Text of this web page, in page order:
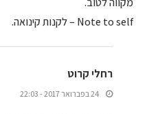
Note to self – לקנות קינואה.
רחלי קרוט
24 בפברואר 2017 - 22:03